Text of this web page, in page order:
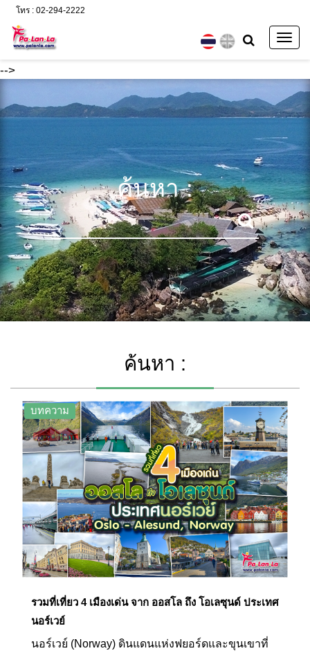
-->
โทร : 02-294-2222
ค้นหา :
ค้นหา :
บทความ
รวมที่เที่ยว 4 เมืองเด่น จาก ออสโล ถึง โอเลซุนด์ ประเทศ
นอร์เวย์
นอร์เวย์ (Norway) ดินแดนแห่งฟยอร์ดและขุนเขาที่